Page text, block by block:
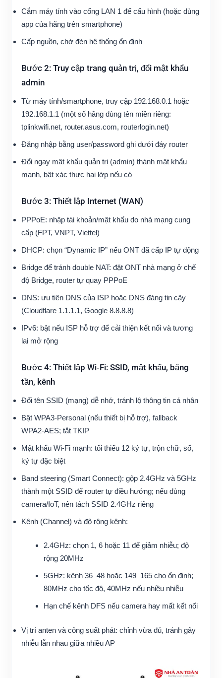
Cắm máy tính vào cổng LAN 1 để cấu hình (hoặc dùng
app của hãng trên smartphone)
Cấp nguồn, chờ đèn hệ thống ổn định
Bước 2: Truy cập trang quản trị, đổi mật khẩu
admin
Từ máy tính/smartphone, truy cập 192.168.0.1 hoặc
192.168.1.1 (một số hãng dùng tên miền riêng:
tplinkwifi.net, router.asus.com, routerlogin.net)
Đăng nhập bằng user/password ghi dưới đáy router
Đổi ngay mật khẩu quản trị (admin) thành mật khẩu
mạnh, bật xác thực hai lớp nếu có
Bước 3: Thiết lập Internet (WAN)
PPPoE: nhập tài khoản/mật khẩu do nhà mạng cung
cấp (FPT, VNPT, Viettel)
DHCP: chọn “Dynamic IP” nếu ONT đã cấp IP tự động
Bridge để tránh double NAT: đặt ONT nhà mạng ở chế
độ Bridge, router tự quay PPPoE
DNS: ưu tiên DNS của ISP hoặc DNS đáng tin cậy
(Cloudflare 1.1.1.1, Google 8.8.8.8)
IPv6: bật nếu ISP hỗ trợ để cải thiện kết nối và tương
lai mở rộng
Bước 4: Thiết lập Wi‑Fi: SSID, mật khẩu, băng
tần, kênh
Đổi tên SSID (mạng) dễ nhớ, tránh lộ thông tin cá nhân
Bật WPA3‑Personal (nếu thiết bị hỗ trợ), fallback
WPA2‑AES; tắt TKIP
Mật khẩu Wi‑Fi mạnh: tối thiểu 12 ký tự, trộn chữ, số,
ký tự đặc biệt
Band steering (Smart Connect): gộp 2.4GHz và 5GHz
thành một SSID để router tự điều hướng; nếu dùng
camera/IoT, nên tách SSID 2.4GHz riêng
Kênh (Channel) và độ rộng kênh:
2.4GHz: chọn 1, 6 hoặc 11 để giảm nhiễu; độ
rộng 20MHz
5GHz: kênh 36–48 hoặc 149–165 cho ổn định;
80MHz cho tốc độ, 40MHz nếu nhiều nhiễu
Hạn chế kênh DFS nếu camera hay mất kết nối
Vị trí anten và công suất phát: chỉnh vừa đủ, tránh gây
nhiễu lẫn nhau giữa nhiều AP